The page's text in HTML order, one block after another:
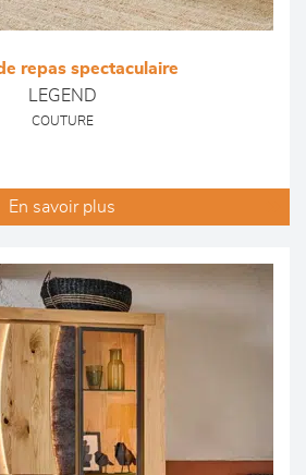
repas spectaculaire
LEGEND
COUTURE
En savoir plus